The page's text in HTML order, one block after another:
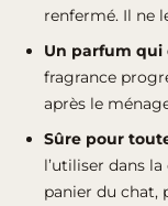
renfermé. Il ne
Un parfum qui
fragrance
après le
Sûre pour
l’utiliser dans
panier du chat,